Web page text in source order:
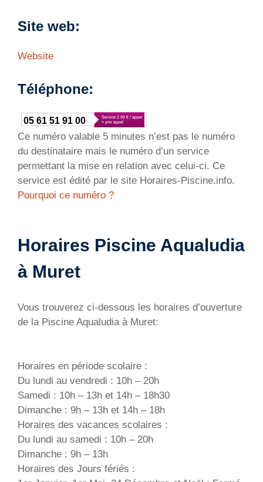
Site web:
Website
Téléphone:
05 61 51 91 00
Ce numéro valable 5 minutes n’est pas le numéro
du destinataire mais le numéro d’un service
permettant la mise en relation avec celui-ci. Ce
service est édité par le site Horaires-Piscine.info.
Pourquoi ce numéro ?
Horaires Piscine Aqualudia
à Muret
Vous trouverez ci-dessous les horaires d’ouverture
de la Piscine Aqualudia à Muret:
Horaires en période scolaire :
Du lundi au vendredi : 10h – 20h
Samedi : 10h – 13h et 14h – 18h30
Dimanche : 9h – 13h et 14h – 18h
Horaires des vacances scolaires :
Du lundi au samedi : 10h – 20h
Dimanche : 9h – 13h
Horaires des Jours fériés :